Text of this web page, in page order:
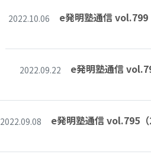
2022.10.06 e発明塾通信 vol.799
2022.09.22 e発明塾通信
2022.09.08 e発明塾通信 vol.795